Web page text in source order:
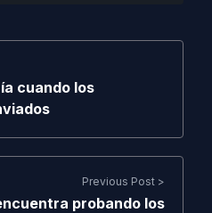
cuando los
Previous Post >
probando los